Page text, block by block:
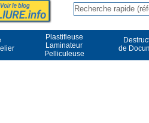
Plastifieuse
Laminateur
Pelliculeuse
de